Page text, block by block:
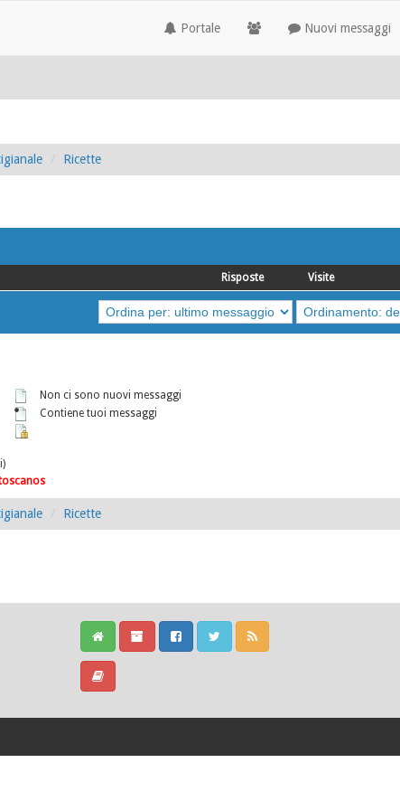
Portale Nuovi messaggi
Ricette
Risposte Visite
Non ci sono nuovi messaggi
Contiene tuoi messaggi
Ricette